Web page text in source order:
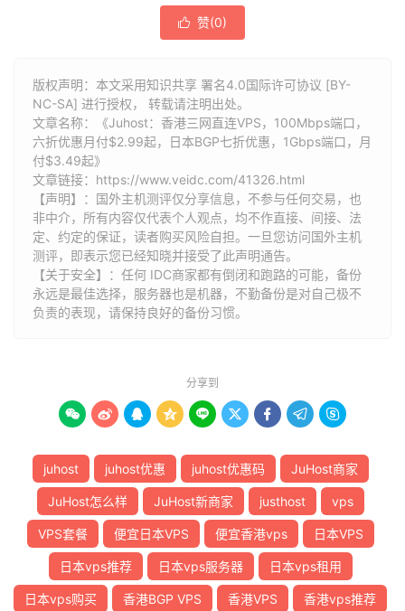
 赞(0)
版权声明：本文采用知识共享 署名4.0国际许可协议 [BY-
NC-SA] 进行授权， 转载请注明出处。
文章名称：《Juhost：香港三网直连VPS，100Mbps端口，
六折优惠月付$2.99起，日本BGP七折优惠，1Gbps端口，月
付$3.49起》
文章链接： https://www.veidc.com/41326.html
【声明】：国外主机测评仅分享信息，不参与任何交易，也
非中介，所有内容仅代表个人观点，均不作直接、间接、法
定、约定的保证，读者购买风险自担。一旦您访问国外主机
测评，即表示您已经知晓并接受了此声明通告。
【关于安全】：任何 IDC商家都有倒闭和跑路的可能，备份
永远是最佳选择，服务器也是机器，不勤备份是对自己极不
负责的表现，请保持良好的备份习惯。
分享到
        
juhost juhost优惠 juhost优惠码 JuHost商家
JuHost怎么样 JuHost新商家 justhost vps
VPS套餐 便宜日本VPS 便宜香港vps 日本VPS
日本vps推荐 日本vps服务器 日本vps租用
日本vps购买 香港BGP VPS 香港VPS 香港vps推荐